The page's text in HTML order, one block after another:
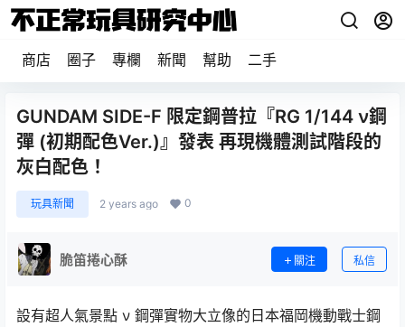
商店 圈子 專欄 新聞 幫助 二手
GUNDAM SIDE-F 限定鋼普拉『RG 1/144 ν鋼
彈 (初期配色Ver.)』發表 再現機體測試階段的
灰白配色！
玩具新聞 2 years ago 0
脆笛捲心酥 關注 私信
設有超人氣景點 ν 鋼彈實物大立像的日本福岡機動戰士鋼